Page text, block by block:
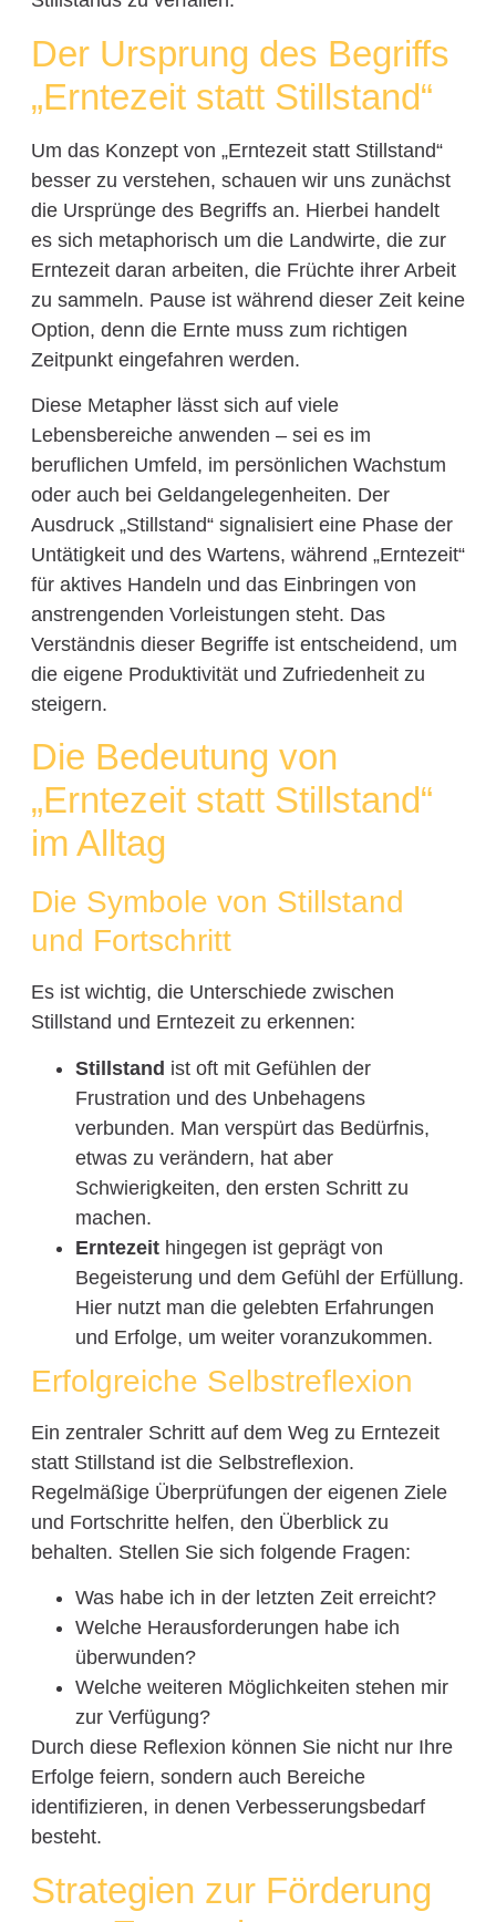
Der Ursprung des Begriffs
„Erntezeit statt Stillstand“
Um das Konzept von „Erntezeit statt Stillstand“
besser zu verstehen, schauen wir uns zunächst
die Ursprünge des Begriffs an. Hierbei handelt
es sich metaphorisch um die Landwirte, die zur
Erntezeit daran arbeiten, die Früchte ihrer Arbeit
zu sammeln. Pause ist während dieser Zeit keine
Option, denn die Ernte muss zum richtigen
Zeitpunkt eingefahren werden.
Diese Metapher lässt sich auf viele
Lebensbereiche anwenden – sei es im
beruflichen Umfeld, im persönlichen Wachstum
oder auch bei Geldangelegenheiten. Der
Ausdruck „Stillstand“ signalisiert eine Phase der
Untätigkeit und des Wartens, während „Erntezeit“
für aktives Handeln und das Einbringen von
anstrengenden Vorleistungen steht. Das
Verständnis dieser Begriffe ist entscheidend, um
die eigene Produktivität und Zufriedenheit zu
steigern.
Die Bedeutung von
„Erntezeit statt Stillstand“
im Alltag
Die Symbole von Stillstand
und Fortschritt
Es ist wichtig, die Unterschiede zwischen
Stillstand und Erntezeit zu erkennen:
Stillstand ist oft mit Gefühlen der
Frustration und des Unbehagens
verbunden. Man verspürt das Bedürfnis,
etwas zu verändern, hat aber
Schwierigkeiten, den ersten Schritt zu
machen.
Erntezeithingegen ist geprägt von
Begeisterung und dem Gefühl der Erfüllung.
Hier nutzt man die gelebten Erfahrungen
und Erfolge, um weiter voranzukommen.
Erfolgreiche Selbstreflexion
Ein zentraler Schritt auf dem Weg zu Erntezeit
statt Stillstand ist die Selbstreflexion.
Regelmäßige Überprüfungen der eigenen Ziele
und Fortschritte helfen, den Überblick zu
behalten. Stellen Sie sich folgende Fragen:
Was habe ich in der letzten Zeit erreicht?
Welche Herausforderungen habe ich
überwunden?
Welche weiteren Möglichkeiten stehen mir
zur Verfügung?
Durch diese Reflexion können Sie nicht nur Ihre
Erfolge feiern, sondern auch Bereiche
identifizieren, in denen Verbesserungsbedarf
besteht.
Strategien zur Förderung